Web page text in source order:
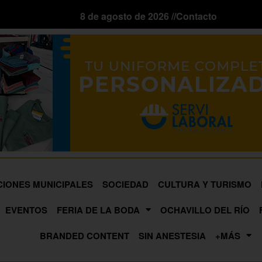
8 de agosto de 2026 //Contacto
MUNICIPALES SOCIEDAD CULTURA Y TURISMO
EVENTOS
FERIA DE LA BODA OCHAVILLO DEL RÍO
BRANDED CONTENT
SIN ANESTESIA +MÁS